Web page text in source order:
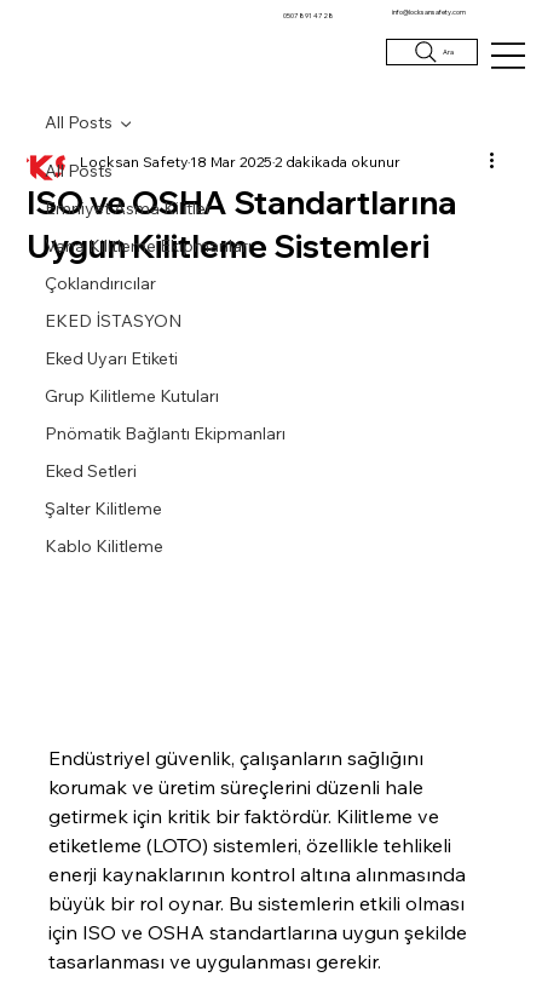
0507 891 47 28 info@locksansafety.com
Ara
All Posts
Emniyet Asma Kilitler
Vana Kilitleme Ekipmanları
Çoklandırıcılar
EKED İSTASYON
Eked Uyarı Etiketi
Grup Kilitleme Kutuları
Pnömatik Bağlantı Ekipmanları
Eked Setleri
Şalter Kilitleme
Kablo Kilitleme
All Posts
ISO ve OSHA Standartlarına
Uygun Kilitleme Sistemleri
Locksan Safety18 Mar 20252 dakikada okunur
Endüstriyel güvenlik, çalışanların sağlığını
korumak ve üretim süreçlerini düzenli hale
getirmek için kritik bir faktördür. Kilitleme ve
etiketleme (LOTO) sistemleri, özellikle tehlikeli
enerji kaynaklarının kontrol altına alınmasında
büyük bir rol oynar. Bu sistemlerin etkili olması
için ISO ve OSHA standartlarına uygun şekilde
tasarlanması ve uygulanması gerekir.